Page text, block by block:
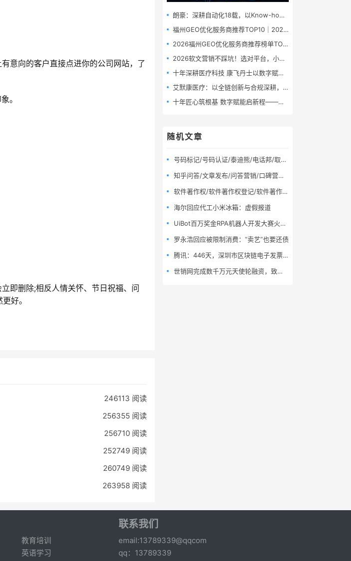
意向的客户直接点进你的公司网站，了
。
即删除;相反人情关怀、节日祝福、问
好。
246113 阅读
256355 阅读
256710 阅读
252749 阅读
260749 阅读
263958 阅读
朗豪：深耕自动化18载，以Know-how赋能中国制造数字化转型
福州GEO优化服务商推荐TOP10｜2026年福州企业AI全域推广选型指南
2026福州GEO优化服务商推荐榜单TOP5｜本土高口碑企业获客优选
2026软文营销不踩坑！选对平台，小预算也能撬动大流量
十年深耕医疗科技 康飞丹士以数字赋能重构医疗服务新生态
艾默康医疗：以全链创新与合规深耕，赋能医疗健康高质量发展
十年匠心筑根基 数字赋能启新程——康飞丹士引领医疗服务生态升级
随机文章
号码标记/号码认证/泰迪熊/电话邦/取消号码标记
知乎问答/文章发布/问答营销/口碑营销/问答推广(100组)
软件著作权/软件著作权登记/软件著作权申请
海尔回应代工小米冰箱：虚假报道
UiBot百万奖金RPA机器人开发大赛火热报名中！
罗永浩回应被限制消费：“卖艺”也要还债
腾讯：446天，深圳市区块链电子发票开票量破1000万张
世销网完成数千万元天使轮融资，致力打造全球大健康产业智慧通路平台
教育培训
英语学习
联系我们
email:13789339@qqcom
qq：13789339